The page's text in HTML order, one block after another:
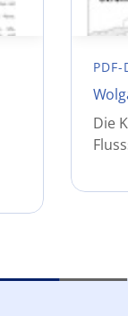
PDF-
Die